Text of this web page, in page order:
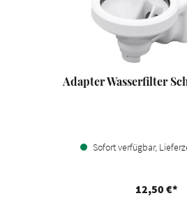
Adapter Wasserfilter
Sofort verfügbar,
12,50 €*